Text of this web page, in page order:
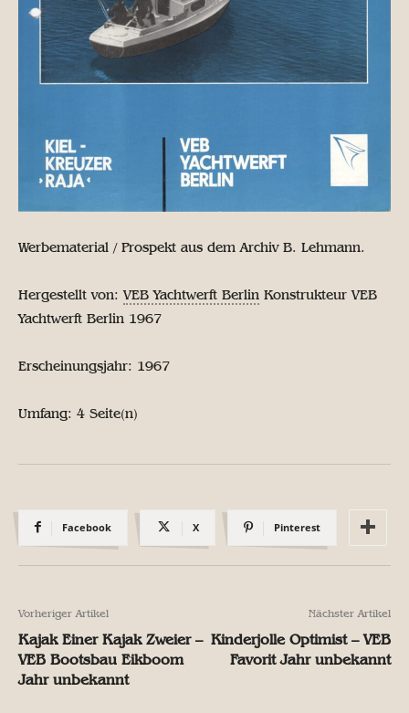
Werbematerial / Prospekt aus dem Archiv B. Lehmann.
Hergestellt von:VEB Yachtwerft Berlin Konstrukteur VEB
Yachtwerft Berlin 1967
Erscheinungsjahr: 1967
Umfang: 4 Seite(n)
Facebook X Pinterest
Vorheriger Artikel
Kajak Einer Kajak Zweier –
VEB Bootsbau Eikboom
Jahr unbekannt
Nächster Artikel
Kinderjolle Optimist – VEB
Favorit Jahr unbekannt